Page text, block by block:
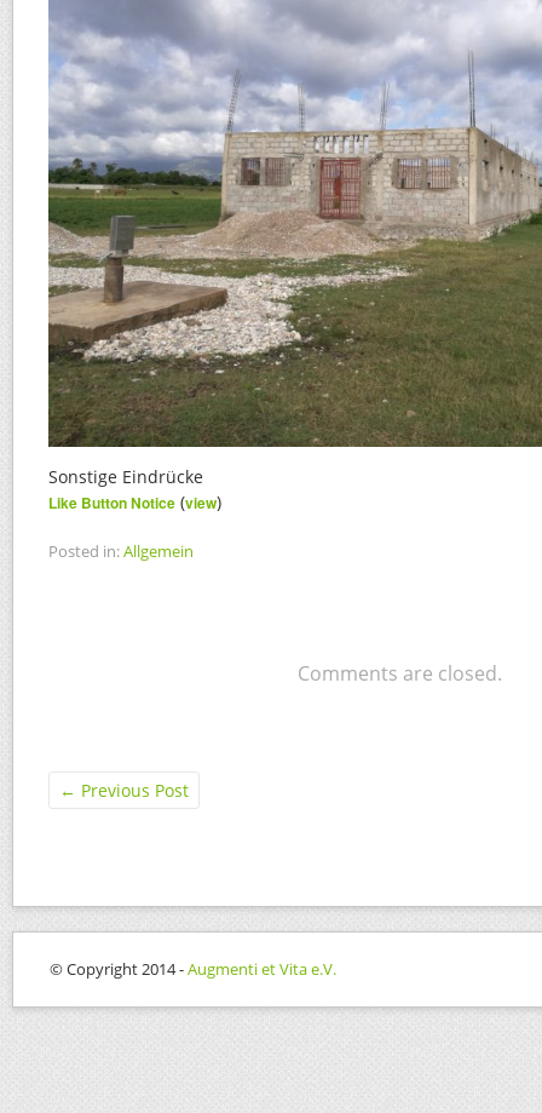
Sonstige Eindrücke
Like Button Notice (view)
Posted in:Allgemein
Comments are closed.
← Previous Post
© Copyright 2014 -Augmenti et Vita e.V.